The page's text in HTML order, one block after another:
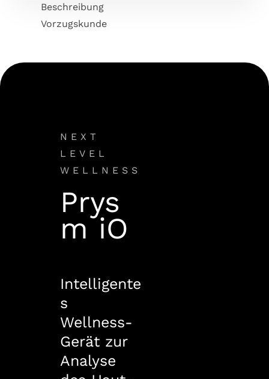
Beschreibung
Vorzugskunde
NEXT
LEVEL
WELLNESS
Prys
m iO
Intelligente
s
Wellness-
Gerät zur
Analyse